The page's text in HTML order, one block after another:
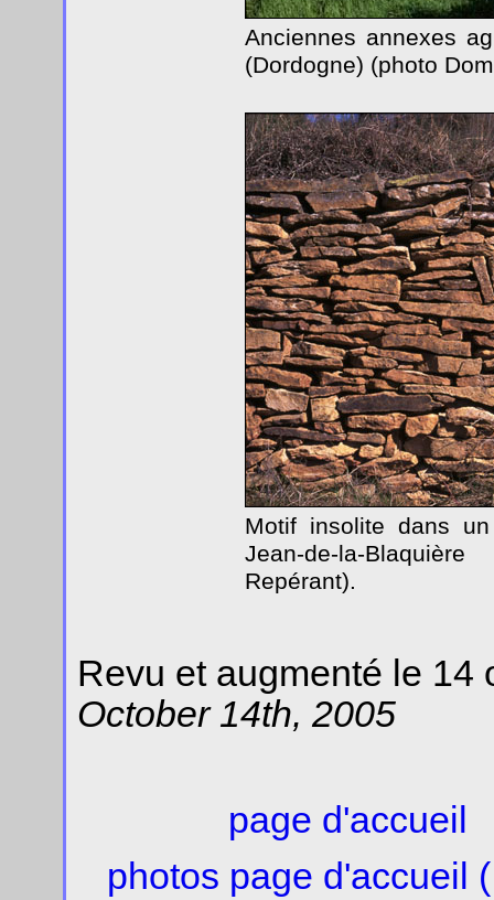
Anciennes annexes
(Dordogne) (photo
Motif insolite dans
Jean-de-la-
Repérant).
Revu et augmenté le 14
October 14th, 2005
page d'accueil
photos page d'accueil